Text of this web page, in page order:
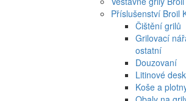
Příslušenství Broil
Čištění grilů
Grilovací
ostatní
Douzovaní
Litinové
Koše a